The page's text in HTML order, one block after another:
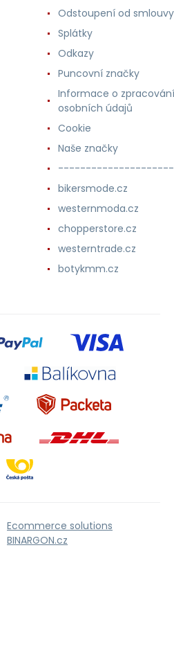
Odstoupení od smlouvy
Splátky
Odkazy
Puncovní značky
Informace o zpracování
osobních údajů
Cookie
Naše značky
bikersmode.cz
westernmoda.cz
chopperstore.cz
westerntrade.cz
botykmm.cz
Ecommerce solutions
BINARGON.cz